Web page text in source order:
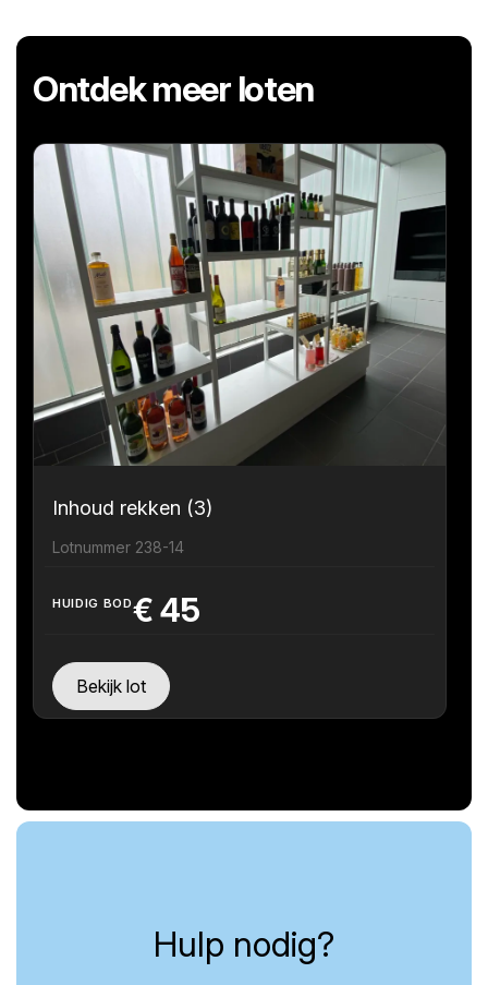
Ontdek meer loten
Inhoud rekken (3)
Lotnummer 238-14
HUIDIG BOD€ 45
Bekijk lot
Hulp nodig?